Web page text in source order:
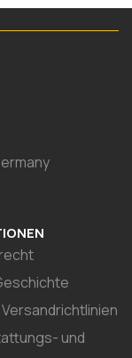
Versandrichtlinien
und